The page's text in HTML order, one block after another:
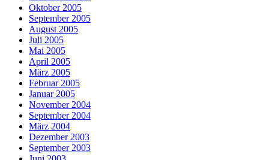
Oktober 2005
September 2005
August 2005
Juli 2005
Mai 2005
April 2005
März 2005
Februar 2005
Januar 2005
November 2004
September 2004
März 2004
Dezember 2003
September 2003